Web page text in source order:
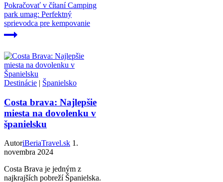
Pokračovať v čítaníCamping
park umag: Perfektný
sprievodca pre kempovanie
Destinácie | Španielsko
Costa brava: Najlepšie
miesta na dovolenku v
španielsku
AutoriBeriaTravel.sk 1.
novembra 2024
Costa Brava je jedným z
najkrajších pobreží Španielska.